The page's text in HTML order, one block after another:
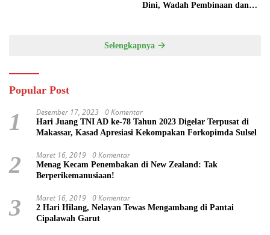
Dini, Wadah Pembinaan dan
Selengkapnya
Popular Post
1 Desember 17, 2023 0 Komentar
Hari Juang TNI AD ke-78 Tahun 2023 Digelar Terpusat di
Makassar, Kasad Apresiasi Kekompakan Forkopimda Sulsel
2 Maret 16, 2019 0 Komentar
Menag Kecam Penembakan di New Zealand: Tak
Berperikemanusiaan!
3 Maret 16, 2019 0 Komentar
2 Hari Hilang, Nelayan Tewas Mengambang di Pantai
Cipalawah Garut